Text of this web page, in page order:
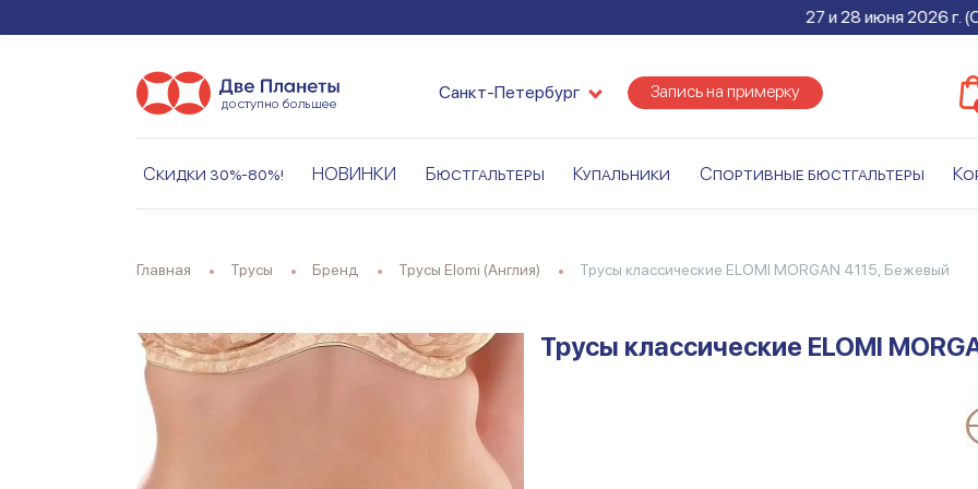
27 и 28 июня 2026 г.
Санкт-Петербург Запись на примерку
Скидки 30%-80%! НОВИНКИ Бюстгальтеры Купальники Спортивные бюстгальтеры
Главная Трусы Бренд Трусы Elomi (Англия) Трусы классические ELOMI MORGAN 4115, Бежевый
Трусы классические ELOMI